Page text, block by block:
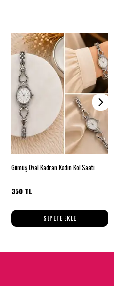
Gümüş Oval Kadran Kadın Kol Saati
350 TL
SEPETE EKLE